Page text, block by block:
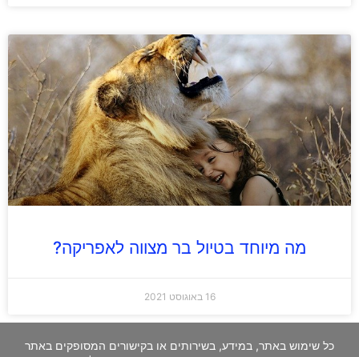
מה מיוחד בטיול בר מצווה לאפריקה?
16 באוגוסט 2021
כל שימוש באתר, במידע, בשירותים או בקישורים המסופקים באתר